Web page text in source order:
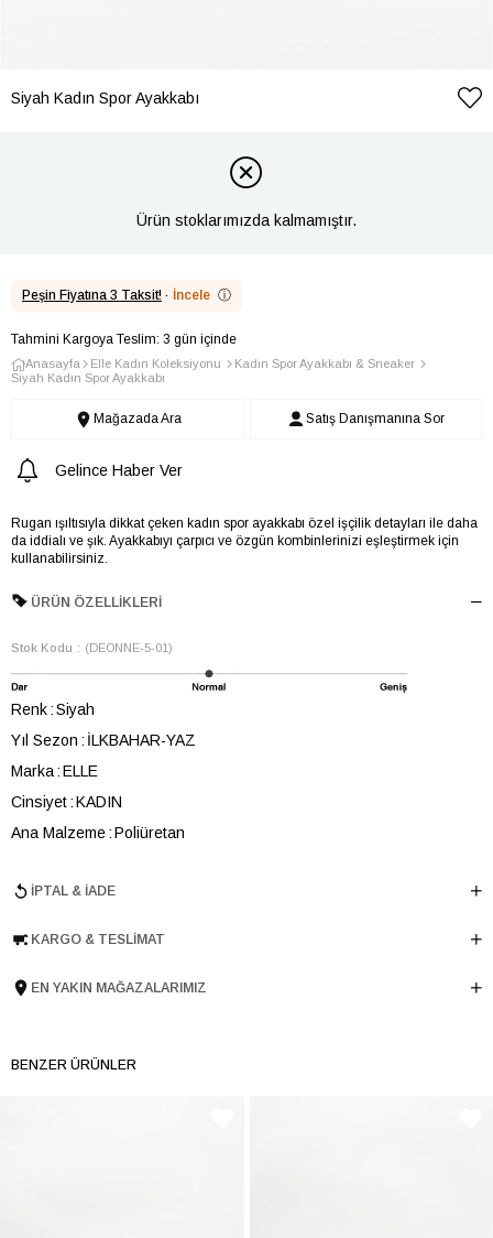
Siyah Kadın Spor Ayakkabı
Ürün stoklarımızda kalmamıştır.
Peşin Fiyatına 3 Taksit! · İncele ⓘ
Tahmini Kargoya Teslim: 3 gün içinde
Anasayfa Elle Kadın Koleksiyonu
Kadın Spor Ayakkabı & Sneaker
Siyah Kadın Spor Ayakkabı
Mağazada Ara Satış Danışmanına Sor
Gelince Haber Ver
Rugan ışıltısıyla dikkat çeken kadın spor ayakkabı özel işçilik detayları ile daha
da iddialı ve şık. Ayakkabıyı çarpıcı ve özgün kombinlerinizi eşleştirmek için
kullanabilirsiniz.
ÜRÜN ÖZELLIKLERI
Stok Kodu (DEONNE-5-01)
Renk Siyah
Yıl Sezon
İLKBAHAR-YAZ
Marka ELLE
Cinsiyet KADIN
Ana Malzeme Poliüretan
Topuk Boyu 4 cm
Tema Logomania
İPTAL & İADE
KARGO & TESLIMAT
EN YAKIN MAĞAZALARIMIZ
BENZER ÜRÜNLER